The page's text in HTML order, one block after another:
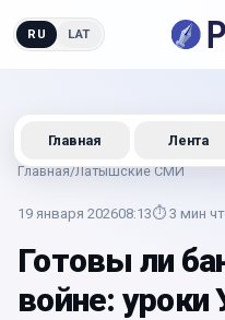
RU LAT
Главная/Латышские СМИ
19 января 202608:13⏱ 3 мин
Готовы ли
войне: уроки
Главная Лента